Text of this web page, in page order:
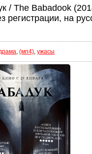
/ The Babadook
регистрации, на
, (мп4), ужасы